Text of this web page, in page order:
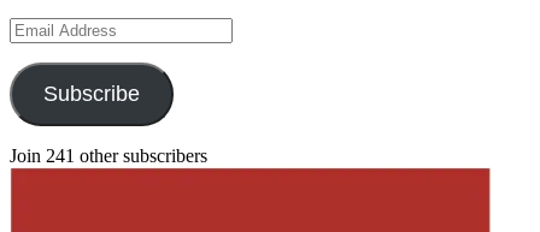
Email
Address
Subscribe
Join 241 other subscribers